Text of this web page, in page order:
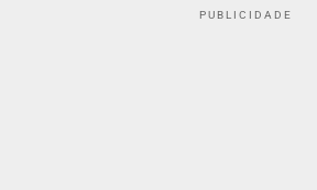
PUBLICIDADE